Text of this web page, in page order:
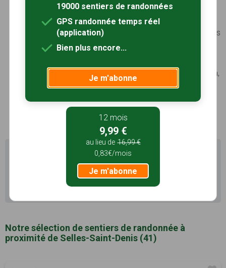
Le Château de Moulin, Perle de la Sologne :
architecte de la Cour pour Philippe du Moulin,
compagnon de jeunesse et capitaine du roi Charles
VIII, le château du Moulin reflète ses tours dans
l’eau de ses douves. Bâti sur le plan d’un château
architecturale d’un monument de l’art franco-italien,
il reste un bijou d’architecture…
Il existe d'autres sentiers de randonnée à Selles-Saint-
Denis (41) pour découvrir le terroir
Recherche avancée Selles-Saint-Denis
Notre sélection de sentiers de randonnée à
proximité de Selles-Saint-Denis (41)
19000 sentiers de randonnées
GPS randonnée temps réel
(application)
Bien plus encore...
Je m'abonne
12 mois
9,99 €
au lieu de 16,99 €
0,83€/mois
Je m'abonne